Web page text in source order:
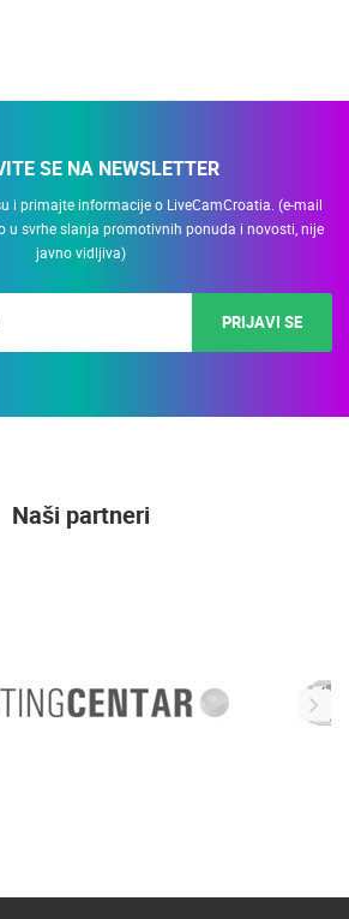
SE NA NEWSLETTER
i primajte informacije o LiveCamCroatia. (e-mail
u svrhe slanja promotivnih ponuda i novosti, nije
javno vidljiva)
PRIJAVI SE
Naši partneri